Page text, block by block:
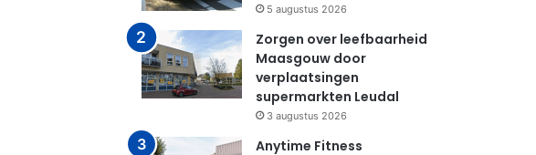
5 augustus 2026
Zorgen over leefbaarheid
Maasgouw door
verplaatsingen
supermarkten Leudal
3 augustus 2026
Anytime Fitness